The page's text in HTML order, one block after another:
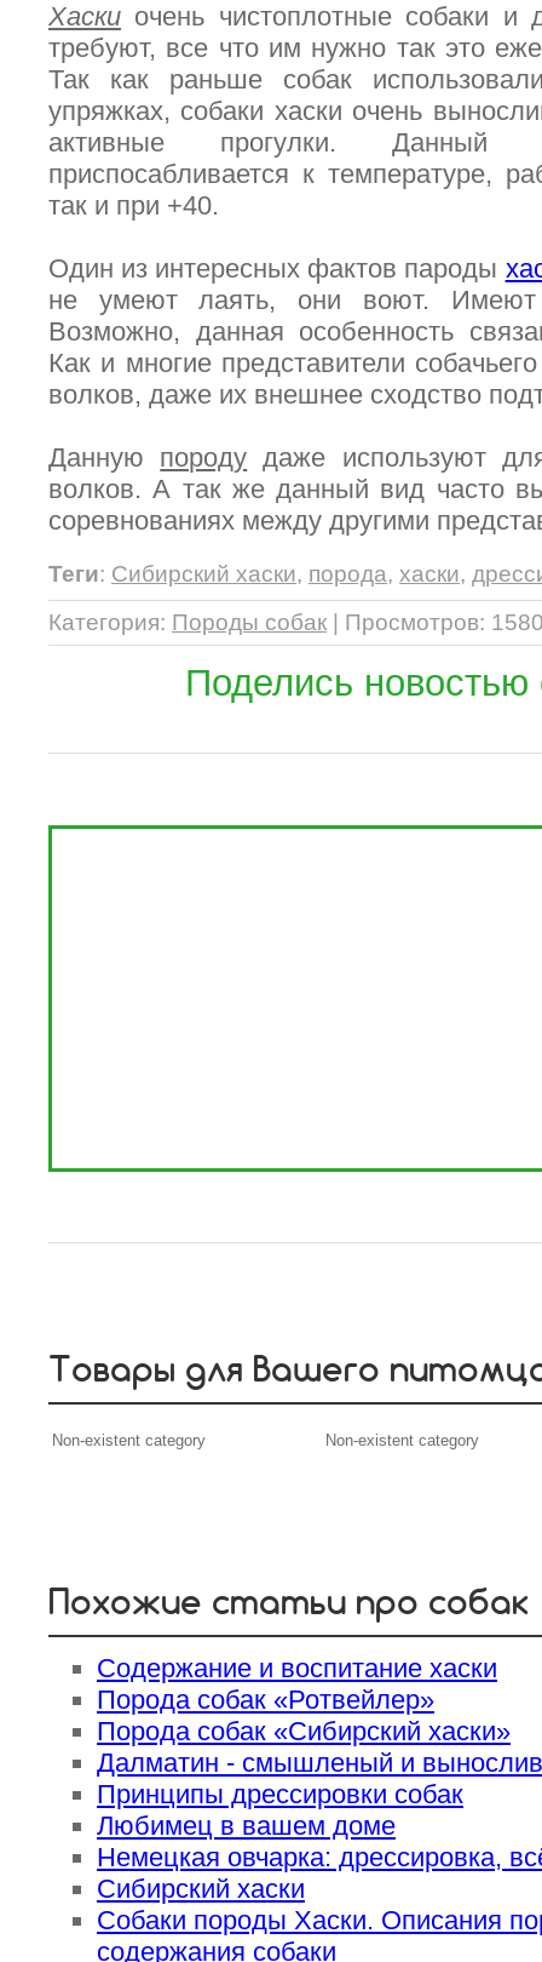
Хаски очень чистоплотные собаки и
требуют, все что им нужно так это
Так как раньше собак
упряжках, собаки хаски очень
активные прогулки.
приспосабливается к температуре,
так и при +40.
Один из интересных фактов пароды
не умеют лаять, они воют. Имеют
Возможно, данная особенность
Как и многие представители
волков, даже их внешнее сходство
Данную породу даже используют
волков. А так же данный вид часто
соревнованиях между другими
Теги: Сибирский хаски, порода, хаски,
Категория: Породы собак Просмотров:
Поделись новостью
Товары для Вашего
Non-existent category Non-existent category
Похожие статьи про собак
Содержание и воспитание хаски
Порода собак «Ротвейлер»
Порода собак «Сибирский хаски»
Далматин - смышленый и
Принципы дрессировки собак
Любимец в вашем доме
Немецкая овчарка: дрессировка,
Сибирский хаски
Собаки породы Хаски. Описания
содержания собаки